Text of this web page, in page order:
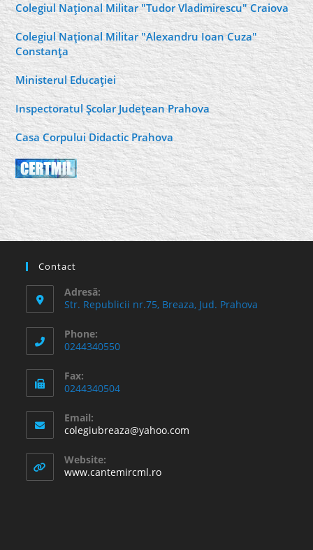
Colegiul Naţional Militar "Tudor Vladimirescu" Craiova
Colegiul Naţional Militar "Alexandru Ioan Cuza"
Constanţa
Ministerul Educaţiei
Inspectoratul Şcolar Judeţean Prahova
Casa Corpului Didactic Prahova
Contact
Adresă:
Str. Republicii nr.75, Breaza, Jud. Prahova
Phone:
0244340550
Fax:
0244340504
Email:
colegiubreaza@yahoo.com
Website:
www.cantemircml.ro